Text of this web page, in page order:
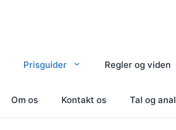
Prisguider Regler og viden
Om os Kontakt os Tal og